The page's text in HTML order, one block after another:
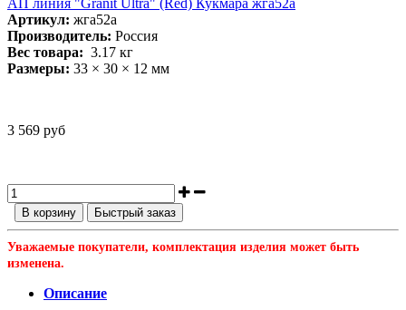
Артикул: жга52а
Производитель: Россия
Вес товара: 3.17 кг
Размеры: 33 × 30 × 12 мм
3 569 руб
В корзину Быстрый заказ
Уважаемые покупатели, комплектация изделия может быть
изменена.
Описание